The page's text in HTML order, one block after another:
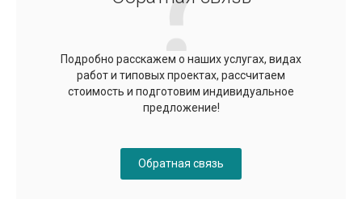
Подробно расскажем о наших услугах, видах
работ и типовых проектах, рассчитаем
стоимость и подготовим индивидуальное
предложение!
Обратная связь